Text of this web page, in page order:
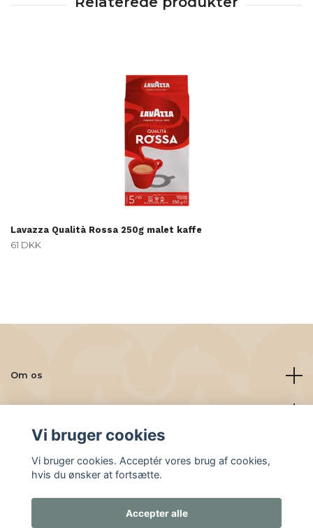
Lavazza Qualità Rossa 250g malet kaffe
61 DKK
Om os
Vi bruger cookies
Vi bruger cookies. Acceptér vores brug af cookies,
hvis du ønsker at fortsætte.
Accepter alle